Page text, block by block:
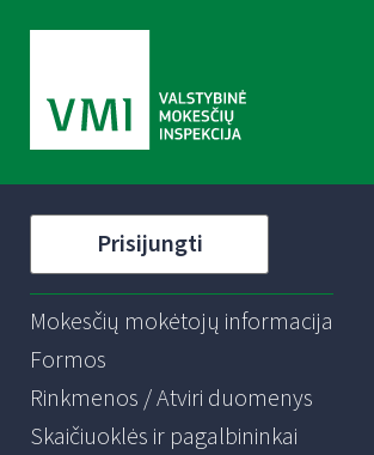
Prisijungti
Mokesčių mokėtojų informacija
Formos
Rinkmenos / Atviri duomenys
Skaičiuoklės ir pagalbininkai